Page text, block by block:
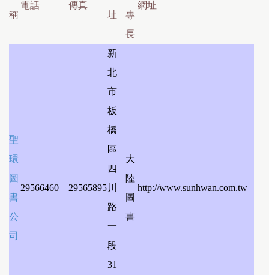
稱
電話 傳真
址
專
長
網址
聖
環
圖
書
公
司
29566460 29565895
新
北
市
板
橋
區
四
川
路
一
段
31
大
陸
圖
書
http://www.sunhwan.com.tw